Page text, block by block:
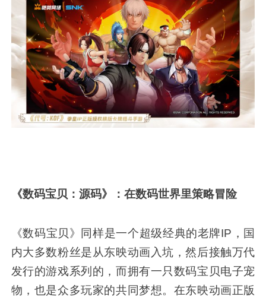
《数码宝贝：源码》：在数码世界里策略冒险
《数码宝贝》同样是一个超级经典的老牌IP，国
内大多数粉丝是从东映动画入坑，然后接触万代
发行的游戏系列的，而拥有一只数码宝贝电子宠
物，也是众多玩家的共同梦想。在东映动画正版